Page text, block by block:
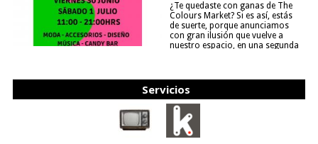
¿Te quedaste con ganas de The
Colours Market? Si es así, estás
de suerte, porque anunciamos
con gran ilusión que vuelve a
nuestro espacio, en una segunda
Servicios